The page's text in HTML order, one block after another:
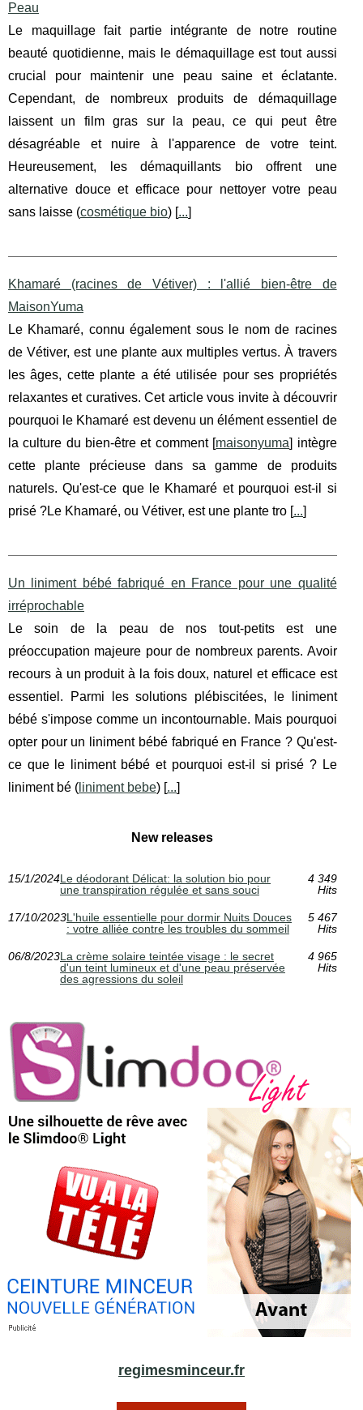
Peau
Le maquillage fait partie intégrante de notre routine
beauté quotidienne, mais le démaquillage est tout aussi
crucial pour maintenir une peau saine et éclatante.
Cependant, de nombreux produits de démaquillage
laissent un film gras sur la peau, ce qui peut être
désagréable et nuire à l'apparence de votre teint.
Heureusement, les démaquillants bio offrent une
alternative douce et efficace pour nettoyer votre peau
sans laisse (cosmétique bio) [...]
Khamaré (racines de Vétiver) : l'allié bien-être de
MaisonYuma
Le Khamaré, connu également sous le nom de racines
de Vétiver, est une plante aux multiples vertus. À travers
les âges, cette plante a été utilisée pour ses propriétés
relaxantes et curatives. Cet article vous invite à découvrir
pourquoi le Khamaré est devenu un élément essentiel de
la culture du bien-être et comment [maisonyuma] intègre
cette plante précieuse dans sa gamme de produits
naturels. Qu'est-ce que le Khamaré et pourquoi est-il si
prisé ?Le Khamaré, ou Vétiver, est une plante tro [...]
Un liniment bébé fabriqué en France pour une qualité
irréprochable
Le soin de la peau de nos tout-petits est une
préoccupation majeure pour de nombreux parents. Avoir
recours à un produit à la fois doux, naturel et efficace est
essentiel. Parmi les solutions plébiscitées, le liniment
bébé s'impose comme un incontournable. Mais pourquoi
opter pour un liniment bébé fabriqué en France ? Qu'est-
ce que le liniment bébé et pourquoi est-il si prisé ? Le
liniment bé ( liniment bebe) [...]
New releases
15/1/2024Le déodorant Délicat: la solution bio pour
une transpiration régulée et sans souci
4 349
Hits
17/10/2023L'huile essentielle pour dormir Nuits Douces
: votre alliée contre les troubles du sommeil
5 467
Hits
06/8/2023La crème solaire teintée visage : le secret
d'un teint lumineux et d'une peau préservée
des agressions du soleil
4 965
Hits
regimesminceur.fr